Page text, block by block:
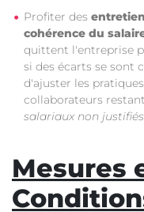
Profiter des
cohérence du
quittent l'entreprise
si des écarts se sont
d'ajuster les
collaborateurs
salariaux non
Mesures